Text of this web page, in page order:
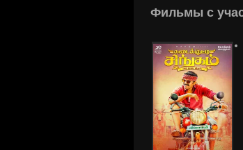
Фильмы с